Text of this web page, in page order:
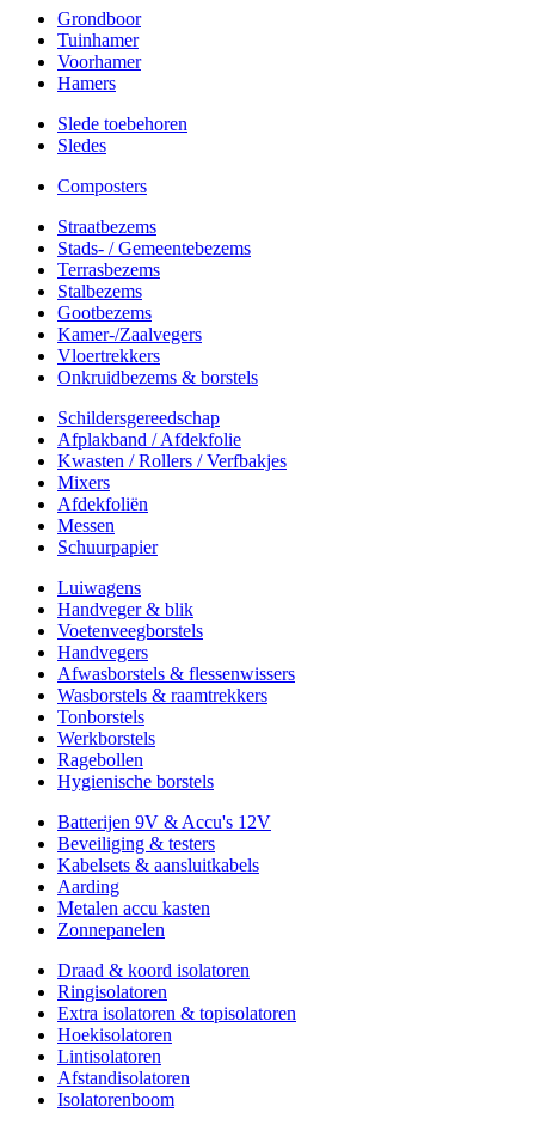
Grondboor
Tuinhamer
Voorhamer
Hamers
Slede toebehoren
Sledes
Composters
Straatbezems
Stads- / Gemeentebezems
Terrasbezems
Stalbezems
Gootbezems
Kamer-/Zaalvegers
Vloertrekkers
Onkruidbezems & borstels
Schildersgereedschap
Afplakband / Afdekfolie
Kwasten / Rollers / Verfbakjes
Mixers
Afdekfoliën
Messen
Schuurpapier
Luiwagens
Handveger & blik
Voetenveegborstels
Handvegers
Afwasborstels & flessenwissers
Wasborstels & raamtrekkers
Tonborstels
Werkborstels
Ragebollen
Hygienische borstels
Batterijen 9V & Accu's 12V
Beveiliging & testers
Kabelsets & aansluitkabels
Aarding
Metalen accu kasten
Zonnepanelen
Draad & koord isolatoren
Ringisolatoren
Extra isolatoren & topisolatoren
Hoekisolatoren
Lintisolatoren
Afstandisolatoren
Isolatorenboom